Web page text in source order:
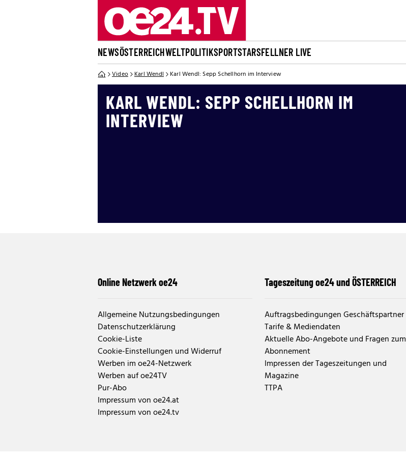
NEWSÖSTERREICHWELTPOLITIKSPORTSTARSFELLNER LIVE
Video Karl Wendl Karl Wendl: Sepp Schellhorn im Interview
KARL WENDL: SEPP SCHELLHORN IM
INTERVIEW
Online Netzwerk oe24
Allgemeine Nutzungsbedingungen
Datenschutzerklärung
Cookie-Liste
Cookie-Einstellungen und Widerruf
Werben im oe24-Netzwerk
Werben auf oe24TV
Pur-Abo
Impressum von oe24.at
Impressum von oe24.tv
Tageszeitung oe24 und ÖSTERREICH
Auftragsbedingungen Geschäftspartner
Tarife & Mediendaten
Aktuelle Abo-Angebote und Fragen zum
Abonnement
Impressen der Tageszeitungen und
Magazine
TTPA